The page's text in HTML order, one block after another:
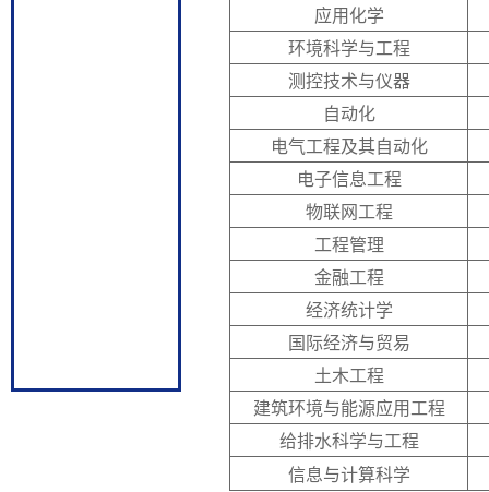
应用化学
环境科学与工程
测控技术与仪器
自动化
电气工程及其自动化
电子信息工程
物联网工程
工程管理
金融工程
经济统计学
国际经济与贸易
土木工程
建筑环境与能源应用工程
给排水科学与工程
信息与计算科学